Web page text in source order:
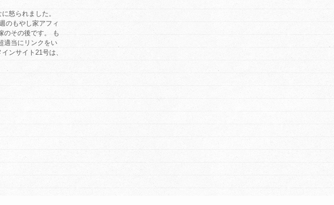
怒られました。
もやし家アフィ
のその後です。 も
適当にリンクをい
ンサイト21号は、